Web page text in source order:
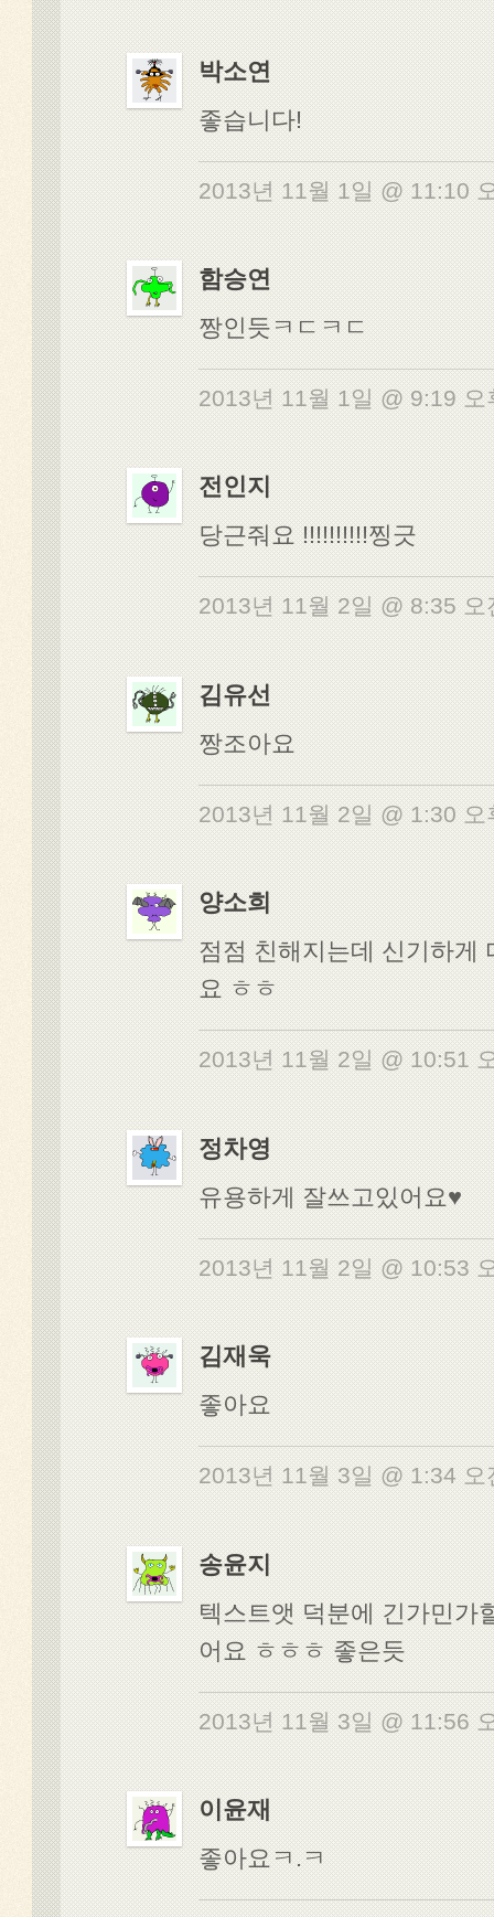
박소연
좋습니다!
2013년 11월 1일 @ 11:10
함승연
짱인듯ㅋㄷㅋㄷ
2013년 11월 1일 @ 9:19
전인지
당근줘요 !!!!!!!!!!찡긋
2013년 11월 2일 @ 8:35
김유선
짱조아요
2013년 11월 2일 @ 1:30
양소희
점점 친해지는데 신기하게
요 ㅎㅎ
2013년 11월 2일 @ 10:51
정차영
유용하게 잘쓰고있어요♥
2013년 11월 2일 @ 10:53
김재욱
좋아요
2013년 11월 3일 @ 1:34
송윤지
텍스트앳 덕분에 긴가민가
어요 ㅎㅎㅎ 좋은듯
2013년 11월 3일 @ 11:56
이윤재
좋아요ㅋ.ㅋ